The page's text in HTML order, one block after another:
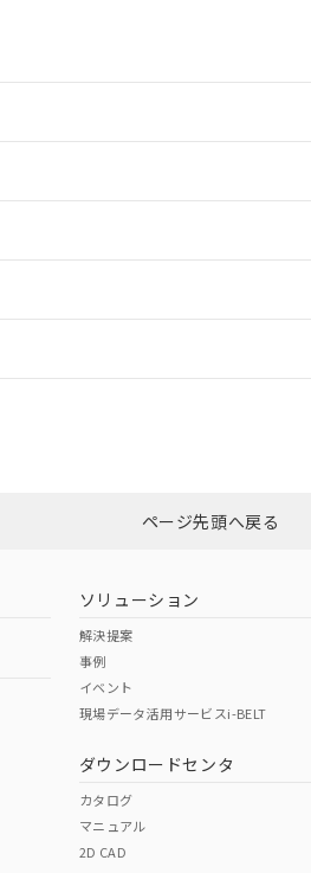
ンロードはこちらページ先頭へ戻る
ソリューション
解決提案
事例
イベント
現場データ活用サービスi-BELT
ダウンロードセンタ
カタログ
マニュアル
2D CAD